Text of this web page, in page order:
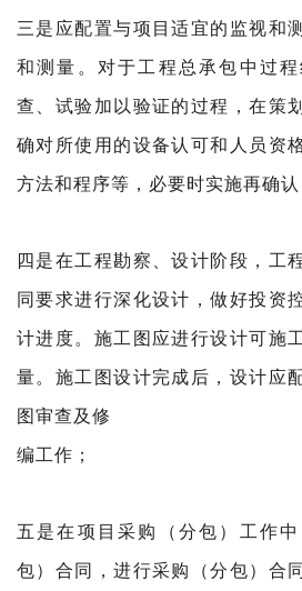
三是应配置与项目适宜的监视和
和测量。对于工程总承包中过
查、试验加以验证的过程，在策
确对所使用的设备认可和人员资
方法和程序等，必要时实施再确认
四是在工程勘察、设计阶段，工
同要求进行深化设计，做好投资
计进度。施工图应进行设计可施
量。施工图设计完成后，设计应
图审查及修
编工作；
五是在项目采购（分包）工作
包） 合同，进行采购（分包）合